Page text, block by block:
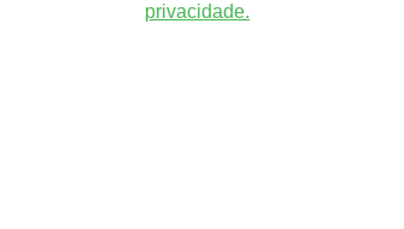
privacidade.